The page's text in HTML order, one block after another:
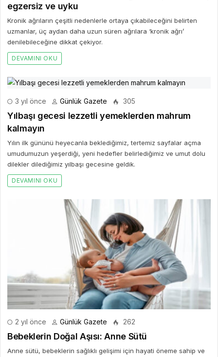
egzersiz ve uyku
Kronik ağrıların çeşitli nedenlerle ortaya çıkabileceğini belirten
uzmanlar, üç aydan daha uzun süren ağrılara ‘kronik ağrı’
denilebileceğine dikkat çekiyor.
DEVAMINI OKU
3 yıl önce Günlük Gazete 305
Yılbaşı gecesi lezzetli yemeklerden mahrum
kalmayın
Yılın ilk gününü heyecanla beklediğimiz, tertemiz sayfalar açma
umudumuzun yeşerdiği, yeni hedefler belirlediğimiz ve umut dolu
dilekler dilediğimiz yılbaşı gecesine geldik.
DEVAMINI OKU
2 yıl önce Günlük Gazete 262
Bebeklerin Doğal Aşısı: Anne Sütü
Anne sütü, bebeklerin sağlıklı gelişimi için hayati öneme sahip ve